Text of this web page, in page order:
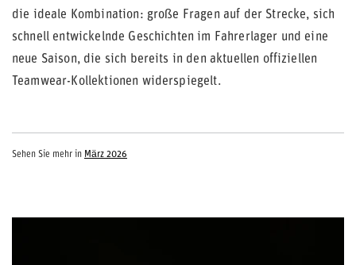
die ideale Kombination: große Fragen auf der Strecke, sich
schnell entwickelnde Geschichten im Fahrerlager und eine
neue Saison, die sich bereits in den aktuellen offiziellen
Teamwear-Kollektionen widerspiegelt.
Sehen Sie mehr in März 2026